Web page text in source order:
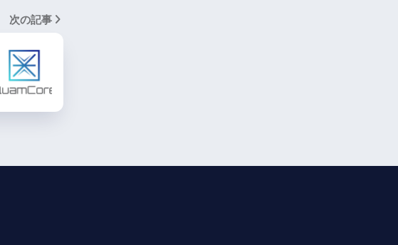
次の記事